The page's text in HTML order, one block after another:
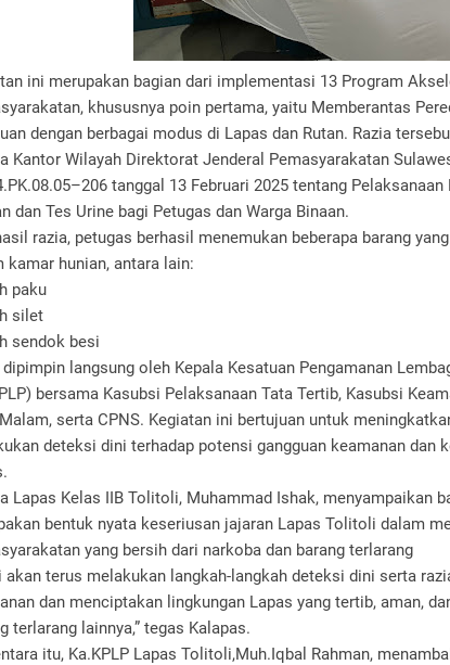
ini merupakan bagian dari implementasi 13 Program
khususnya poin pertama, yaitu Memberantas
dengan berbagai modus di Lapas dan Rutan. Razia
Kantor Wilayah Direktorat Jenderal Pemasyarakatan
tanggal 13 Februari 2025 tentang
dan Tes Urine bagi Petugas dan Warga Binaan.
razia, petugas berhasil menemukan beberapa barang
kamar hunian, antara lain:
paku
silet
sendok besi
dipimpin langsung oleh Kepala Kesatuan Pengamanan
bersama Kasubsi Pelaksanaan Tata Tertib, Kasubsi
serta CPNS. Kegiatan ini bertujuan untuk
deteksi dini terhadap potensi gangguan keamanan dan
Lapas Kelas IIB Tolitoli, Muhammad Ishak, menyampaikan
bentuk nyata keseriusan jajaran Lapas Tolitoli dalam
yang bersih dari narkoba dan barang terlarang
akan terus melakukan langkah-langkah deteksi dini serta
dan menciptakan lingkungan Lapas yang tertib, aman,
terlarang lainnya,” tegas Kalapas.
itu, Ka.KPLP Lapas Tolitoli,Muh.Iqbal Rahman,